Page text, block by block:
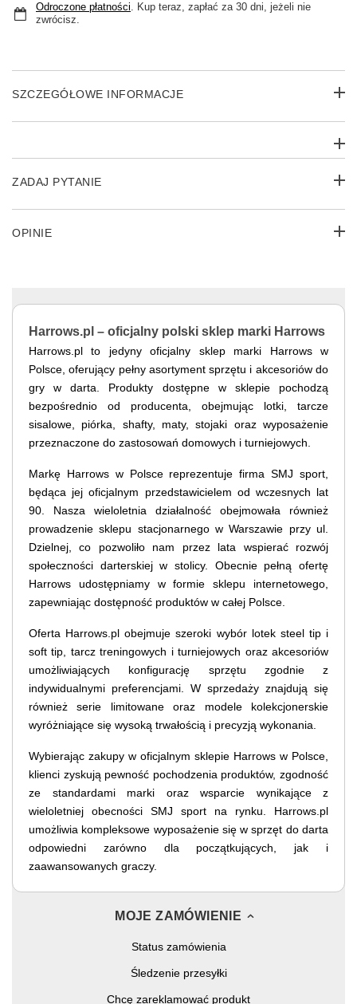
Odroczone płatności. Kup teraz, zapłać za 30 dni, jeżeli nie
zwrócisz.
SZCZEGÓŁOWE INFORMACJE
ZADAJ PYTANIE
OPINIE
Harrows.pl – oficjalny polski sklep marki Harrows
Harrows.pl to jedyny oficjalny sklep marki Harrows w
Polsce, oferujący pełny asortyment sprzętu i akcesoriów do
gry w darta. Produkty dostępne w sklepie pochodzą
bezpośrednio od producenta, obejmując lotki, tarcze
sisalowe, piórka, shafty, maty, stojaki oraz wyposażenie
przeznaczone do zastosowań domowych i turniejowych.
Markę Harrows w Polsce reprezentuje firma SMJ sport,
będąca jej oficjalnym przedstawicielem od wczesnych lat
90. Nasza wieloletnia działalność obejmowała również
prowadzenie sklepu stacjonarnego w Warszawie przy ul.
Dzielnej, co pozwoliło nam przez lata wspierać rozwój
społeczności darterskiej w stolicy. Obecnie pełną ofertę
Harrows udostępniamy w formie sklepu internetowego,
zapewniając dostępność produktów w całej Polsce.
Oferta Harrows.pl obejmuje szeroki wybór lotek steel tip i
soft tip, tarcz treningowych i turniejowych oraz akcesoriów
umożliwiających konfigurację sprzętu zgodnie z
indywidualnymi preferencjami. W sprzedaży znajdują się
również serie limitowane oraz modele kolekcjonerskie
wyróżniające się wysoką trwałością i precyzją wykonania.
Wybierając zakupy w oficjalnym sklepie Harrows w Polsce,
klienci zyskują pewność pochodzenia produktów, zgodność
ze standardami marki oraz wsparcie wynikające z
wieloletniej obecności SMJ sport na rynku. Harrows.pl
umożliwia kompleksowe wyposażenie się w sprzęt do darta
odpowiedni zarówno dla początkujących, jak i
zaawansowanych graczy.
MOJE ZAMÓWIENIE
Status zamówienia
Śledzenie przesyłki
Chcę zareklamować produkt